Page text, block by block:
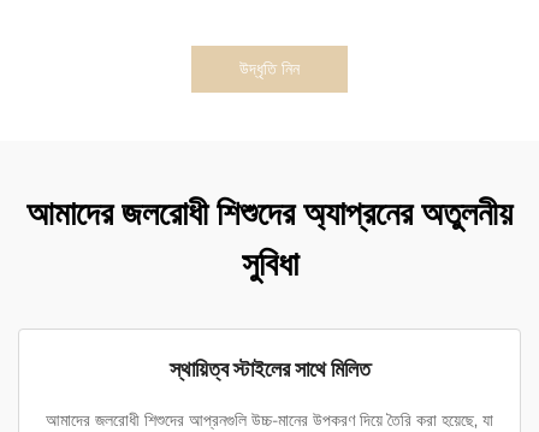
উদ্ধৃতি নিন
আমাদের জলরোধী শিশুদের অ্যাপ্রনের অতুলনীয়
সুবিধা
স্থায়িত্ব স্টাইলের সাথে মিলিত
আমাদের জলরোধী শিশুদের আপ্রনগুলি উচ্চ-মানের উপকরণ দিয়ে তৈরি করা হয়েছে, যা